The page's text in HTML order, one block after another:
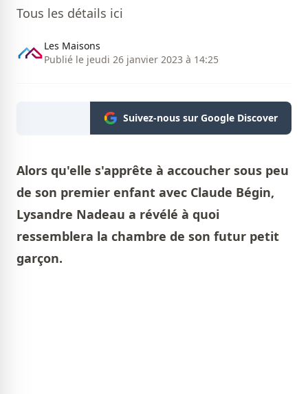
Tous les détails ici
Les Maisons
Publié le jeudi 26 janvier 2023 à 14:25
Suivez-nous sur Google Discover
Alors qu'elle s'apprête à accoucher sous peu
de son premier enfant avec Claude Bégin,
Lysandre Nadeau a révélé à quoi
ressemblera la chambre de son futur petit
garçon.